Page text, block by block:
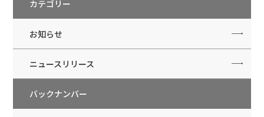
カテゴリー
お知らせ
ニュースリリース
バックナンバー